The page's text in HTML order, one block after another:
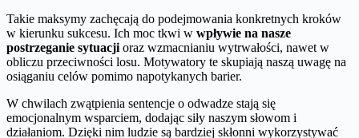
Takie maksymy zachęcają do podejmowania konkretnych kroków
w kierunku sukcesu. Ich moc tkwi w wpływie na nasze
postrzeganie sytuacji oraz wzmacnianiu wytrwałości, nawet w
obliczu przeciwności losu. Motywatory te skupiają naszą uwagę na
osiąganiu celów pomimo napotykanych barier.
W chwilach zwątpienia sentencje o odwadze stają się
emocjonalnym wsparciem, dodając siły naszym słowom i
działaniom. Dzięki nim ludzie są bardziej skłonni wykorzystywać